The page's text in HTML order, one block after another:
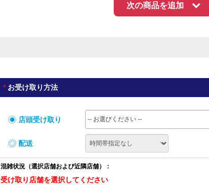
次の商品を追加
お受け取り方法
店頭受け取り -- お選びください --
配送
混雑状況（選択店舗および近隣店舗）：
受け取り店舗を選択してください